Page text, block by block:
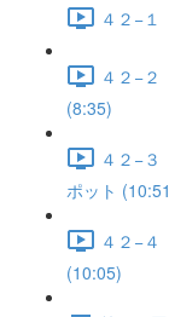
４２−
４２−
(8:35)
４２−
ポット
４２−
(10:05)